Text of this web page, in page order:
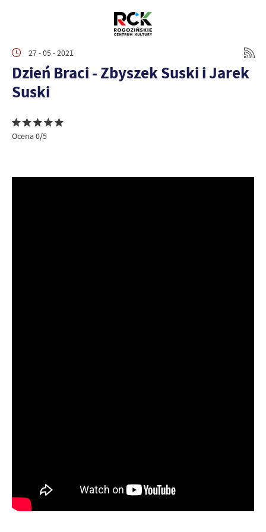
27 - 05 - 2021
Dzień Braci - Zbyszek Suski i Jarek
Suski
Ocena 0/5